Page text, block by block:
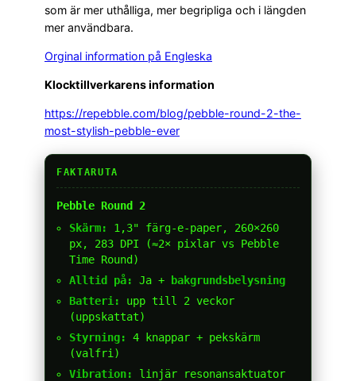
som är mer uthålliga, mer begripliga och i längden
mer användbara.
Orginal information på Engleska
Klocktillverkarens information
https://repebble.com/blog/pebble-round-2-the-
most-stylish-pebble-ever
FAKTARUTA
Pebble Round 2
Skärm:
1,3" färg-e-paper, 260×260
px, 283 DPI (≈2× pixlar vs Pebble
Time Round)
Alltid på:
Ja +
bakgrundsbelysning
Batteri:
upp till 2 veckor
(uppskattat)
Styrning:
4 knappar + pekskärm
(valfri)
Vibration:
linjär resonansaktuator